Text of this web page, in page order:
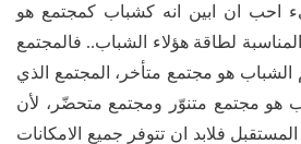
احب ان ابين انه كشباب كمجتمع هو
لطاقة هؤلاء الشباب.. فالمجتمع
الشباب هو مجتمع متأخر، المجتمع الذي
هو مجتمع متنوّر ومجتمع متحضّر، لأن
فلابد ان تتوفر جميع الامكانات